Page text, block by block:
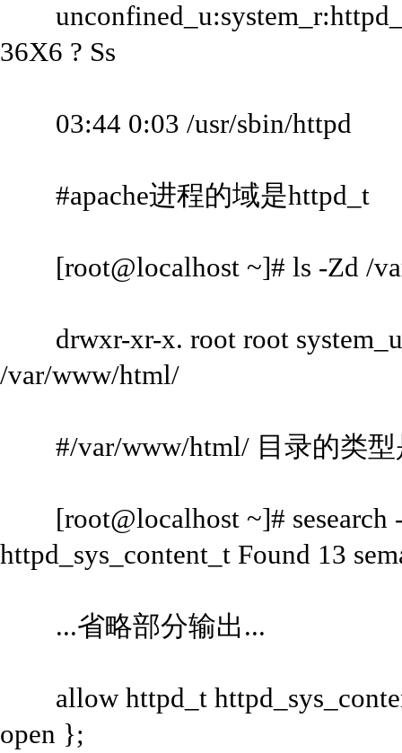
36X6 ? Ss
03:44 0:03 /usr/sbin/httpd
#apache进程的域是httpd_t
[root@localhost ~]# ls -Zd /
drwxr-xr-x. root root
/var/www/html/
#/var/www/html/ 目录的类型
[root@localhost ~]# sesearch
httpd_sys_content_t Found 13
...省略部分输出...
allow httpd_t
open };